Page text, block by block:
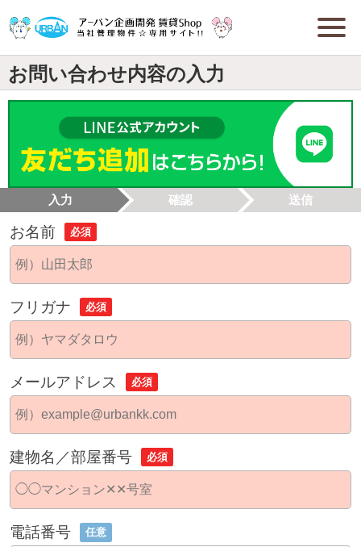
お問い合わせ内容の入力
入力 確認 送信
お名前 必須
フリガナ 必須
メールアドレス 必須
建物名／部屋番号 必須
電話番号 任意